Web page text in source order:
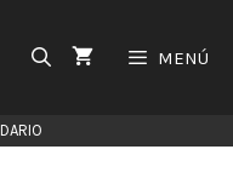
MENÚ